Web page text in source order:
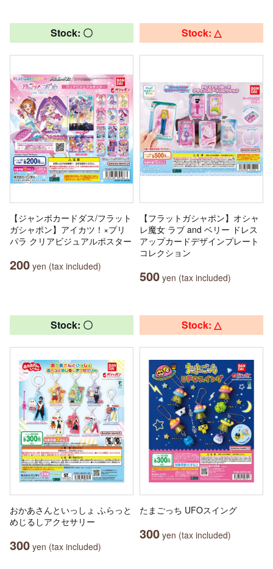
Stock: 〇
【ジャンボカードダス/フラット
ガシャポン】アイカツ！×プリ
パラ クリアビジュアルポスター
200 yen (tax included)
Stock: △
【フラットガシャポン】オシャ
レ魔女 ラブ and ベリー ドレス
アップカードデザインプレート
コレクション
500 yen (tax included)
Stock: 〇
おかあさんといっしょ ふらっと
めじるしアクセサリー
300 yen (tax included)
Stock: △
たまごっち UFOスイング
300 yen (tax included)